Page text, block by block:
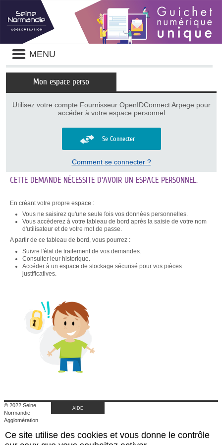
Liste
des
avertissements
MENU
Mon espace perso
Utilisez votre compte Fournisseur OpenIDConnect Arpege pour
accéder à votre espace personnel
Se Connecter
Comment se connecter ?
CETTE DEMANDE NÉCESSITE D'AVOIR UN ESPACE PERSONNEL.
En créant votre propre espace :
Vous ne saisirez qu'une seule fois vos données personnelles.
Vous accèderez à votre tableau de bord après la saisie de votre nom
d'utilisateur et de votre mot de passe.
A partir de ce tableau de bord, vous pourrez :
Suivre l'état de traitement de vos demandes.
Consulter leur historique.
Accéder à un espace de stockage sécurisé pour vos pièces
justificatives.
© 2022 Seine
Normandie
Agglomération
Retour au site de
l'agglomération
AIDE
Panneau de gestion des cookies
Ce site utilise des cookies et vous donne le contrôle